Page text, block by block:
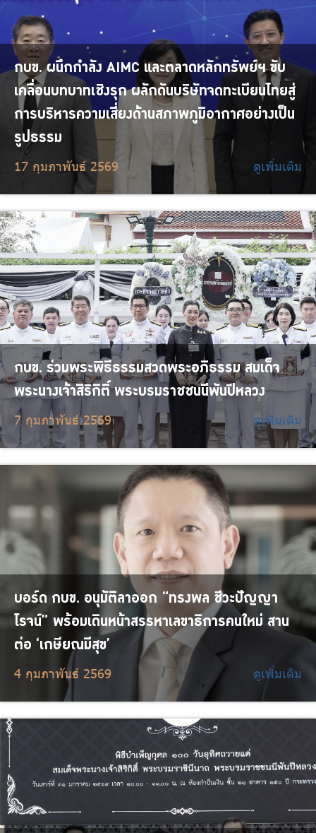
กบข. ผนึกกำลัง AIMC และตลาดหลักทรัพย์ฯ ขับ
เคลื่อนบทบาทเชิงรุก ผลักดันบริษัทจดทะเบียนไทยสู่
การบริหารความเสี่ยงด้านสภาพภูมิอากาศอย่างเป็น
รูปธรรม
17 กุมภาพันธ์ 2569 ดูเพิ่มเติม
กบข. ร่วมพระพิธีธรรมสวดพระอภิธรรม สมเด็จ
พระนางเจ้าสิริกิติ์ พระบรมราชชนนีพันปีหลวง
7 กุมภาพันธ์ 2569 ดูเพิ่มเติม
บอร์ด กบข. อนุมัติลาออก “ทรงพล ชีวะปัญญา
โรจน์” พร้อมเดินหน้าสรรหาเลขาธิการคนใหม่ สาน
ต่อ ‘เกษียณมีสุข’
4 กุมภาพันธ์ 2569 ดูเพิ่มเติม